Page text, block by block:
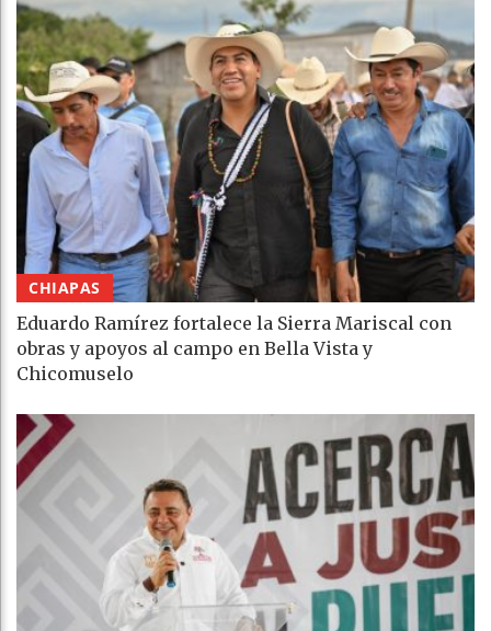
CHIAPAS
Eduardo Ramírez fortalece la Sierra Mariscal con
obras y apoyos al campo en Bella Vista y
Chicomuselo